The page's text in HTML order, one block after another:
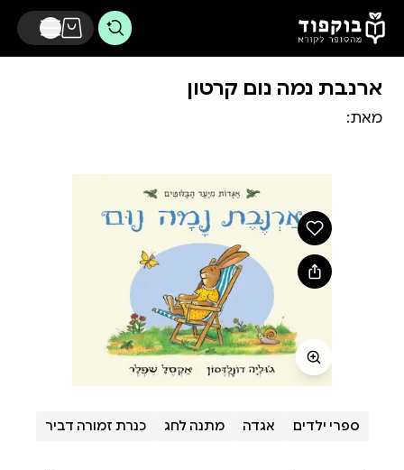
דלג לתוכן הראשי
ארנבת נמה נום קרטון
מאת:
ספרי ילדים אגדה מתנה לחג כנרת זמורה דביר